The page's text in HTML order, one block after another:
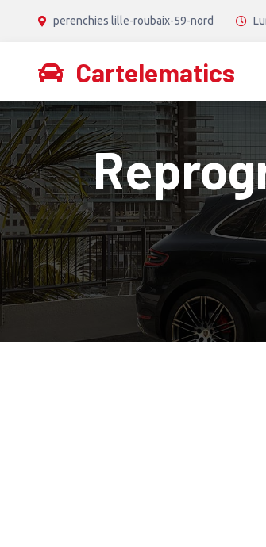
perenchies lille-roubaix-59-nord
Cartelematics